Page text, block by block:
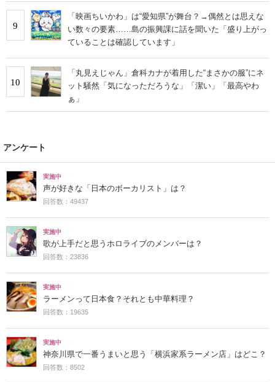
9
「映画ちいかわ」は“愛知県”が舞台？→偶然とは思えな
い数々の要素……島の振興課に話を聞いた「盛り上がっ
ていることは確認しています」
10
「丸見えじゃん」倉科カナが着用した“まさかの服”にネ
ット騒然「気になっただろうな」「潔い」「最高やわ
ぁ」
アンケート
実施中
声が好きな「日本のボーカリスト」は？
回答数：49437
実施中
歌が上手だと思うホロライブのメンバーは？
回答数：23836
実施中
ラーメンって日本食？それとも中華料理？
回答数：19635
実施中
神奈川県で一番うまいと思う「横浜家系ラーメン店」はどこ？
回答数：8502